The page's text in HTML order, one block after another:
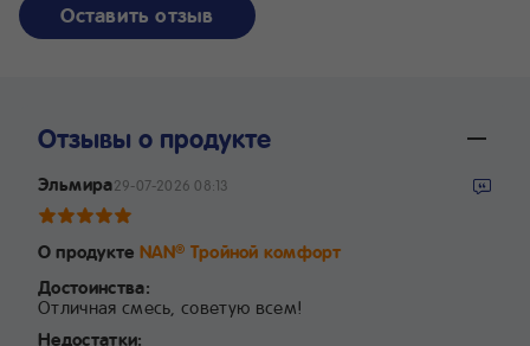
Оставить отзыв
Отзывы о продукте
Эльмира29-07-2026 08:13
О продукте NAN® Тройной комфорт
Достоинства:
Отличная смесь, советую всем!
Недостатки: